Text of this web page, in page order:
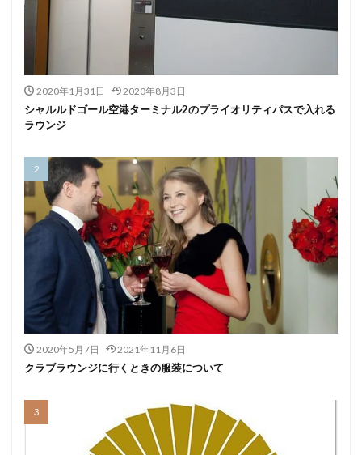
2020年1月31日 2020年8月3日
シャルルドゴール空港ターミナル2のプライオリティパスで入れる
ラウンジ
2020年5月7日 2021年11月6日
クラブラウンジに行くときの服装について